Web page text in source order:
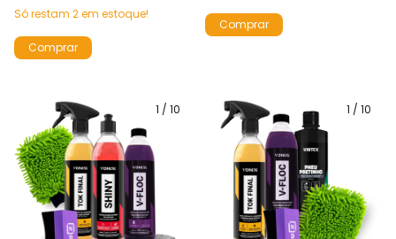
Só restam 2em estoque!
1 / 10 1 / 10